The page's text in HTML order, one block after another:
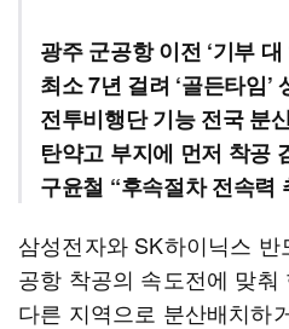
광주 군공항 이전 ‘기부 대
최소 7년 걸려 ‘골든타임’
전투비행단 기능 전국 분
탄약고 부지에 먼저 착공
구윤철 “후속절차 전속력
삼성전자와 SK하이닉스
공항 착공의 속도전에 맞
다른 지역으로 분산배치하